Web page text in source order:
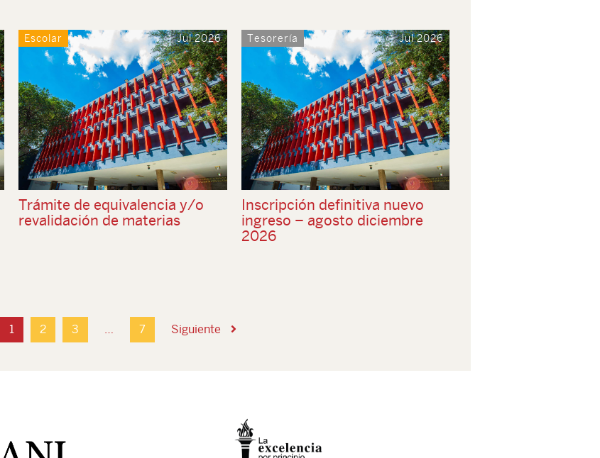
Escolar Jul 2026
Trámite de equivalencia y/o
revalidación de materias
Tesorería Jul 2026
Inscripción definitiva nuevo
ingreso – agosto diciembre
2026
1 2 3 … 7 Siguiente